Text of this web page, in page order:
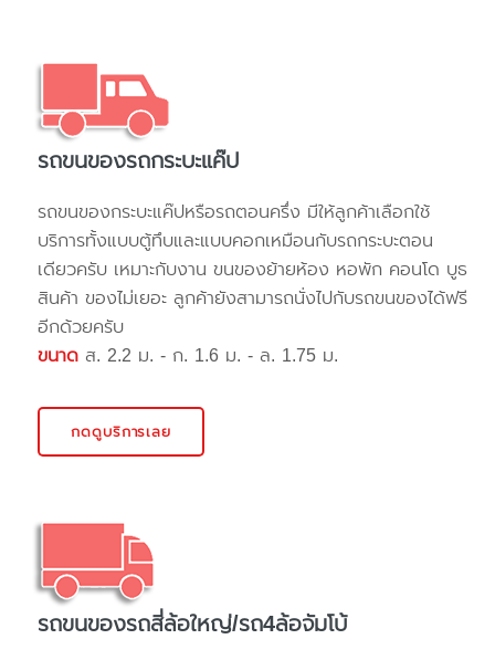
รถขนของรถกระบะแค๊ป
รถขนของกระบะแค๊ปหรือรถตอนครึ่ง มีให้ลูกค้าเลือกใช้
บริการทั้งแบบตู้ทึบและแบบคอกเหมือนกับรถกระบะตอน
เดียวครับ เหมาะกับงาน ขนของย้ายห้อง หอพัก คอนโด บูธ
สินค้า ของไม่เยอะ ลูกค้ายังสามารถนั่งไปกับรถขนของได้ฟรี
อีกด้วยครับ
ขนาด ส. 2.2 ม. - ก. 1.6 ม. - ล. 1.75 ม.
กดดูบริการเลย
รถขนของรถสี่ล้อใหญ่/รถ4ล้อจัมโบ้